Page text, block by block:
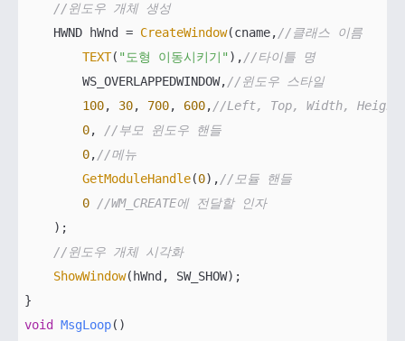
//윈도우 개체 생성
    HWND hWnd =
CreateWindow(cname, //클래스 이름
TEXT( "도형 이동시키기" ), //타이틀 명
        WS_OVERLAPPEDWINDOW,
//윈도우 스타일
100, 30, 700, 600, //Left, Top, Width, Height
0,
//부모 윈도우 핸들
0, //메뉴
GetModuleHandle(0), //모듈 핸들
0
//WM_CREATE에 전달할 인자
    );
//윈도우 개체 시각화
ShowWindow(hWnd, SW_SHOW);
void
MsgLoop()